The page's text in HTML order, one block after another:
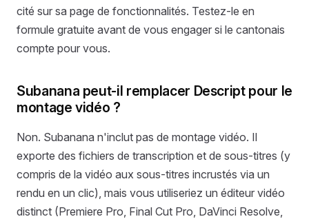
cité sur sa page de fonctionnalités. Testez-le en
formule gratuite avant de vous engager si le cantonais
compte pour vous.
Subanana peut-il remplacer Descript pour le
montage vidéo ?
Non. Subanana n'inclut pas de montage vidéo. Il
exporte des fichiers de transcription et de sous-titres (y
compris de la vidéo aux sous-titres incrustés via un
rendu en un clic), mais vous utiliseriez un éditeur vidéo
distinct (Premiere Pro, Final Cut Pro, DaVinci Resolve,